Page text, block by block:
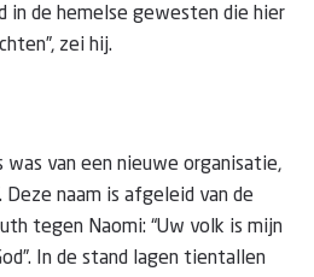
in de hemelse gewesten die hier
zei hij.
was van een nieuwe organisatie,
Deze naam is afgeleid van de
tegen Naomi: “Uw volk is mijn
In de stand lagen tientallen